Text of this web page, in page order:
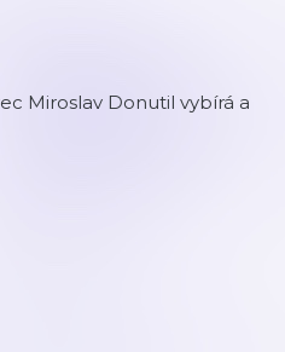
Miroslav Donutil vybírá a